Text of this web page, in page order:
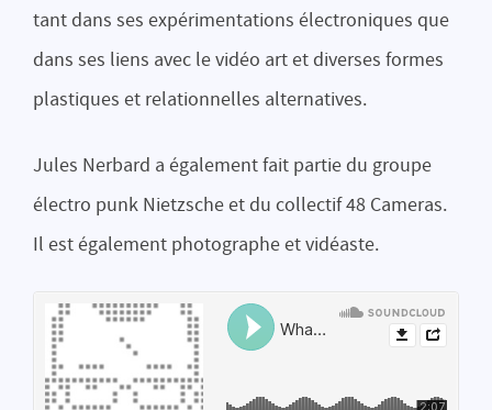
tant dans ses expérimentations électroniques que
dans ses liens avec le vidéo art et diverses formes
plastiques et relationnelles alternatives.
Jules Nerbard a également fait partie du groupe
électro punk Nietzsche et du collectif 48 Cameras.
Il est également photographe et vidéaste.